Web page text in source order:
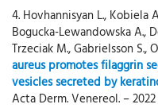
4. Hovhannisyan L., Kobiela
Bogucka-Lewandowska A.,
Trzeciak M., Gabrielsson S.,
aureus promotes filaggrin
vesicles secreted by
Acta Derm. Venereol. – 2022